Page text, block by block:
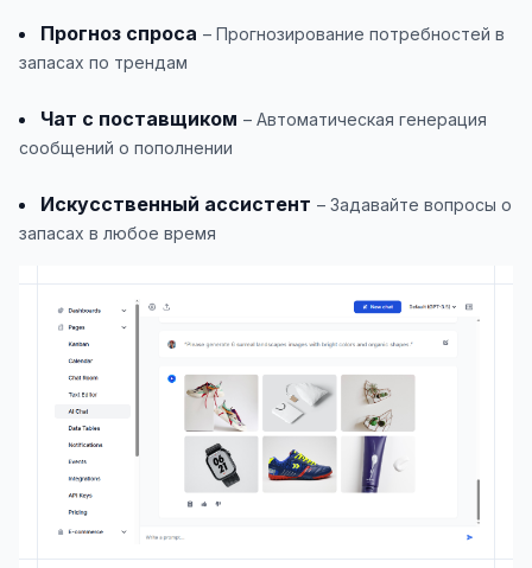
Прогноз спроса – Прогнозирование потребностей в
запасах по трендам
Чат с поставщиком – Автоматическая генерация
сообщений о пополнении
Искусственный ассистент – Задавайте вопросы о
запасах в любое время